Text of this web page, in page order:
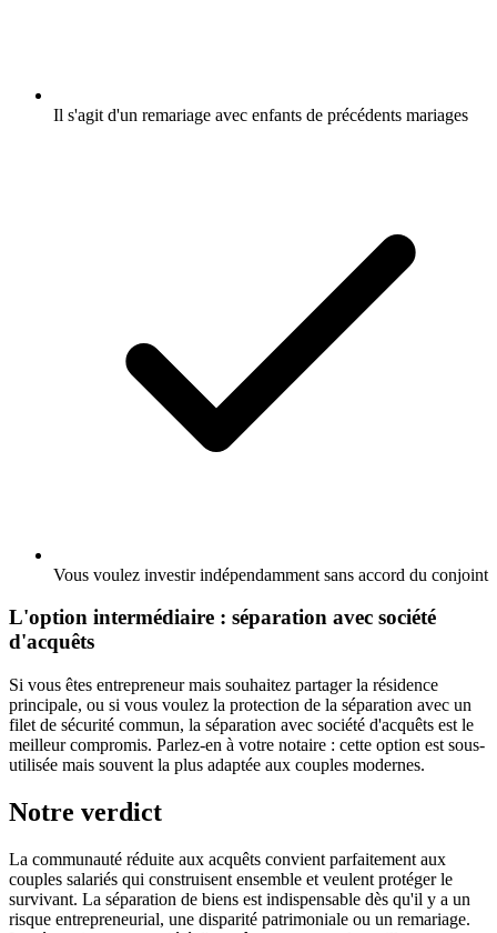
Il s'agit d'un remariage avec enfants de précédents mariages
Vous voulez investir indépendamment sans accord du conjoint
L'option intermédiaire : séparation avec société
d'acquêts
Si vous êtes entrepreneur mais souhaitez partager la résidence
principale, ou si vous voulez la protection de la séparation avec un
filet de sécurité commun, la séparation avec société d'acquêts est le
meilleur compromis. Parlez-en à votre notaire : cette option est sous-
utilisée mais souvent la plus adaptée aux couples modernes.
Notre verdict
La communauté réduite aux acquêts convient parfaitement aux
couples salariés qui construisent ensemble et veulent protéger le
survivant. La séparation de biens est indispensable dès qu'il y a un
risque entrepreneurial, une disparité patrimoniale ou un remariage.